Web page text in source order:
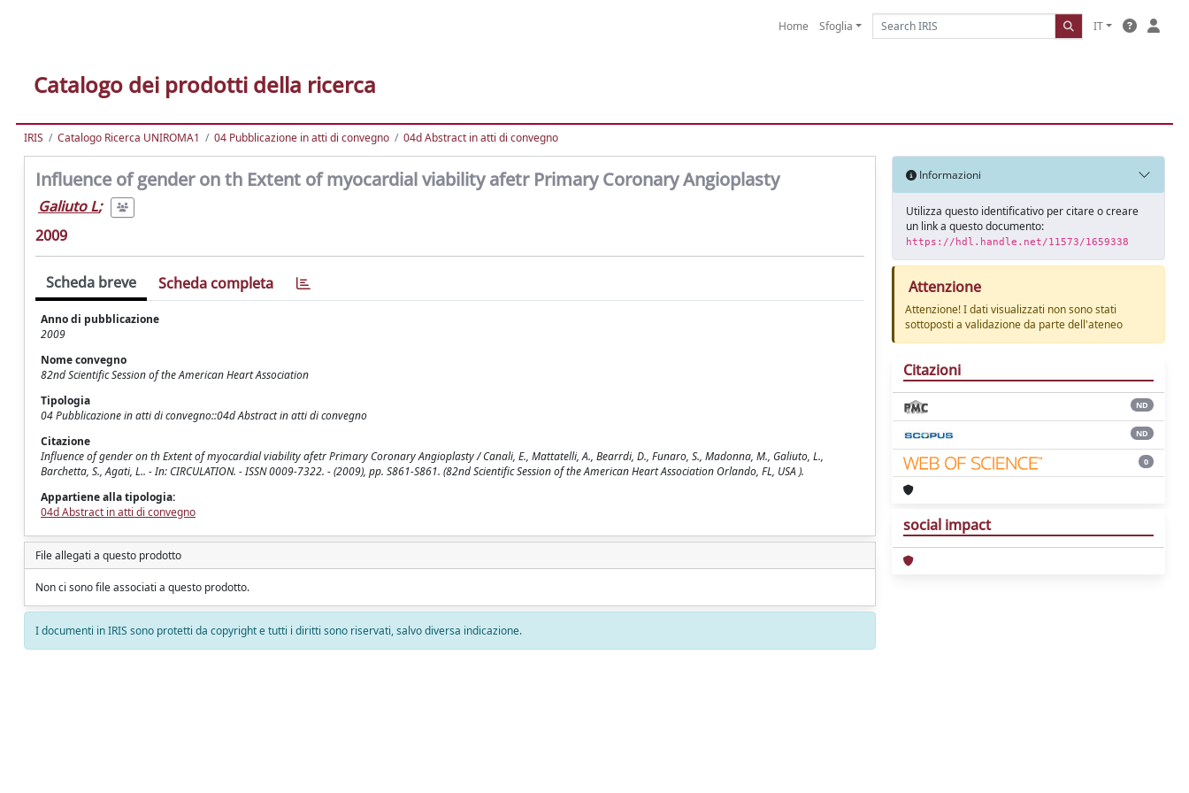
Home Sfoglia IT
Catalogo dei prodotti della ricerca
IRIS Catalogo Ricerca UNIROMA1 04 Pubblicazione in atti di convegno 04d Abstract in atti di convegno
Influence of gender on th Extent of myocardial viability afetr Primary Coronary Angioplasty
Galiuto L;
2009
Scheda breve Scheda completa
Anno di pubblicazione
2009
Nome convegno
82nd Scientific Session of the American Heart Association
Tipologia
04 Pubblicazione in atti di convegno::04d Abstract in atti di convegno
Citazione
Influence of gender on th Extent of myocardial viability afetr Primary Coronary Angioplasty / Canali, E., Mattatelli, A., Bearrdi, D., Funaro, S., Madonna, M., Galiuto, L.,
Barchetta, S., Agati, L.. - In: CIRCULATION. - ISSN 0009-7322. - (2009), pp. S861-S861. (82nd Scientific Session of the American Heart Association Orlando, FL, USA ).
Appartiene alla tipologia:
04d Abstract in atti di convegno
File allegati a questo prodotto
Non ci sono file associati a questo prodotto.
I documenti in IRIS sono protetti da copyright e tutti i diritti sono riservati, salvo diversa indicazione.
Informazioni
Utilizza questo identificativo per citare o creare
un link a questo documento:
https://hdl.handle.net/11573/1659338
Attenzione
Attenzione! I dati visualizzati non sono stati
sottoposti a validazione da parte dell'ateneo
Citazioni
ND
ND
0
social impact